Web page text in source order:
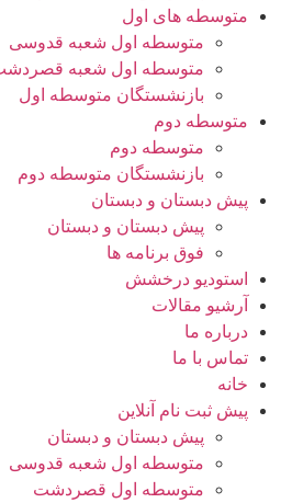
متوسطه های اول
متوسطه اول شعبه قدوسی
متوسطه اول شعبه قصردشت
بازنشستگان متوسطه اول
متوسطه دوم
متوسطه دوم
بازنشستگان متوسطه دوم
پیش دبستان و دبستان
پیش دبستان و دبستان
فوق برنامه ها
استودیو درخشش
آرشیو مقالات
درباره ما
تماس با ما
خانه
پیش ثبت نام آنلاین
پیش دبستان و دبستان
متوسطه اول شعبه قدوسی
متوسطه اول قصردشت